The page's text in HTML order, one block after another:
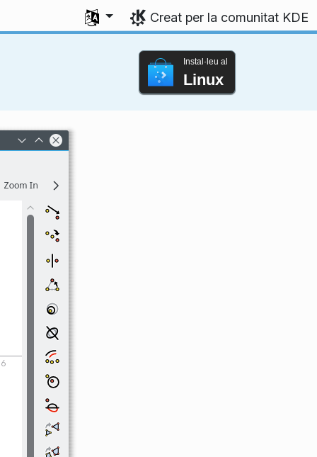
Seleccioneu l'idioma
Creat per la comunitat KDE
Instal·leu al
Linux